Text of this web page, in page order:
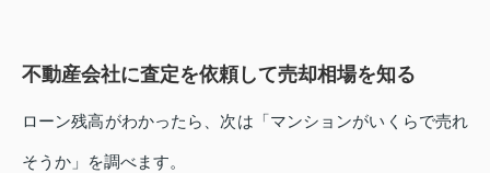
不動産会社に査定を依頼して売却相場を知る
ローン残高がわかったら、次は「マンションがいくらで売れ
そうか」を調べます。